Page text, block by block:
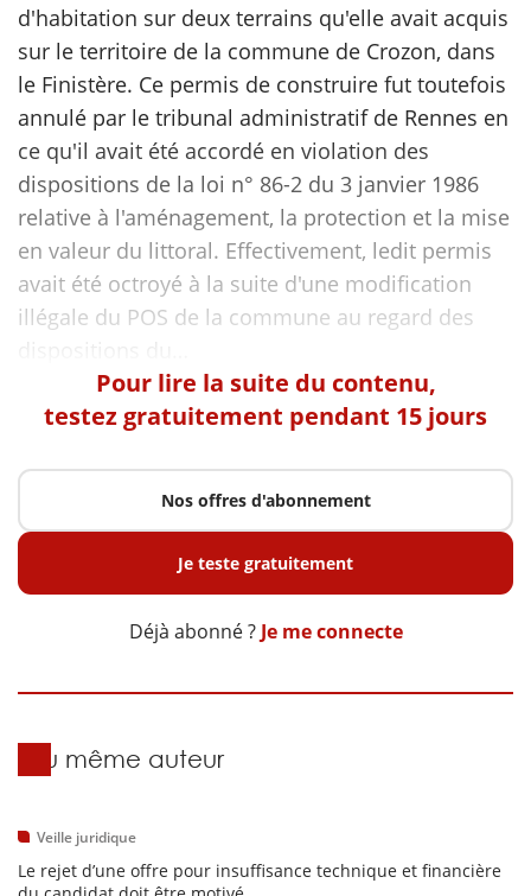
d'habitation sur deux terrains qu'elle avait acquis
sur le territoire de la commune de Crozon, dans
le Finistère. Ce permis de construire fut toutefois
annulé par le tribunal administratif de Rennes en
ce qu'il avait été accordé en violation des
dispositions de la loi n° 86-2 du 3 janvier 1986
relative à l'aménagement, la protection et la mise
en valeur du littoral. Effectivement, ledit permis
avait été octroyé à la suite d'une modification
illégale du POS de la commune au regard des
Pour lire la suite du contenu,
testez gratuitement pendant 15 jours
Nos offres d'abonnement
Je teste gratuitement
Déjà abonné ? Je me connecte
Du même auteur
Veille juridique
Le rejet d’une offre pour insuffisance technique et financière